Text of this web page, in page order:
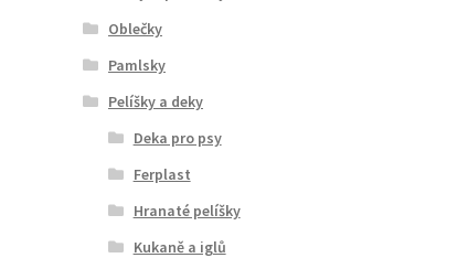
Oblečky
Pamlsky
Pelíšky a deky
Deka pro psy
Ferplast
Hranaté pelíšky
Kukaně a iglů